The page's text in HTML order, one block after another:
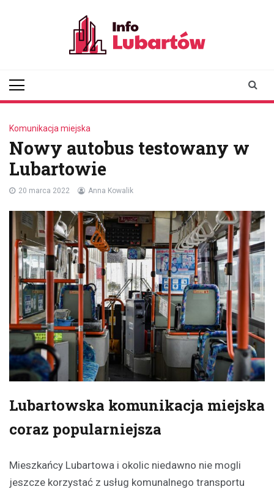
Komunikacja miejska
Nowy autobus testowany w
Lubartowie
20 marca 2022 Anna Kowalik
Lubartowska komunikacja miejska
coraz popularniejsza
Mieszkańcy Lubartowa i okolic niedawno nie mogli
jeszcze korzystać z usług komunalnego transportu